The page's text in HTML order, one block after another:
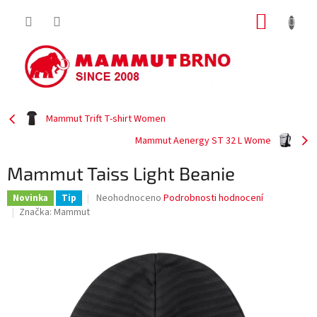
Mammut Trift T-shirt Women
Mammut Aenergy ST 32 L Wome
Mammut Taiss Light Beanie
Novinka Tip
Průměrné
5
Neohodnoceno Podrobnosti hodnocení
Značka: Mammut